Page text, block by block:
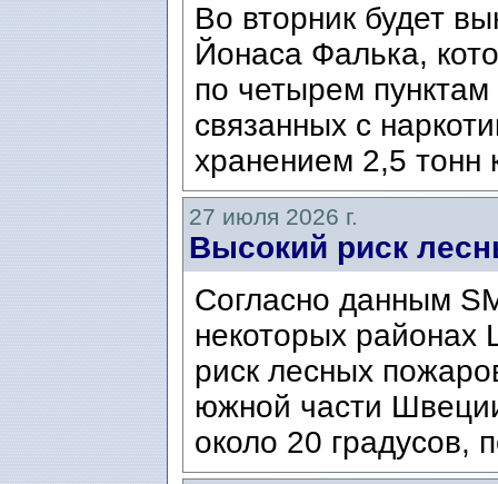
Во вторник будет
Йонаса Фалька,
по четырем
связанных с
хранением 2,5 тонн
27 июля 2026 г.
Высокий риск
Согласно данным
некоторых районах
риск лесных
южной части
около 20 градусов,